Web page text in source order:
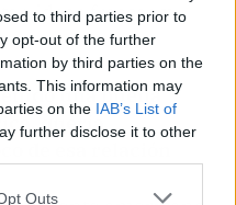
to third parties prior to
opt-out of the further
by third parties on the
This information may
on the IAB’s List of
further disclose it to other
Outs
ideas frescas y
una buena
quería